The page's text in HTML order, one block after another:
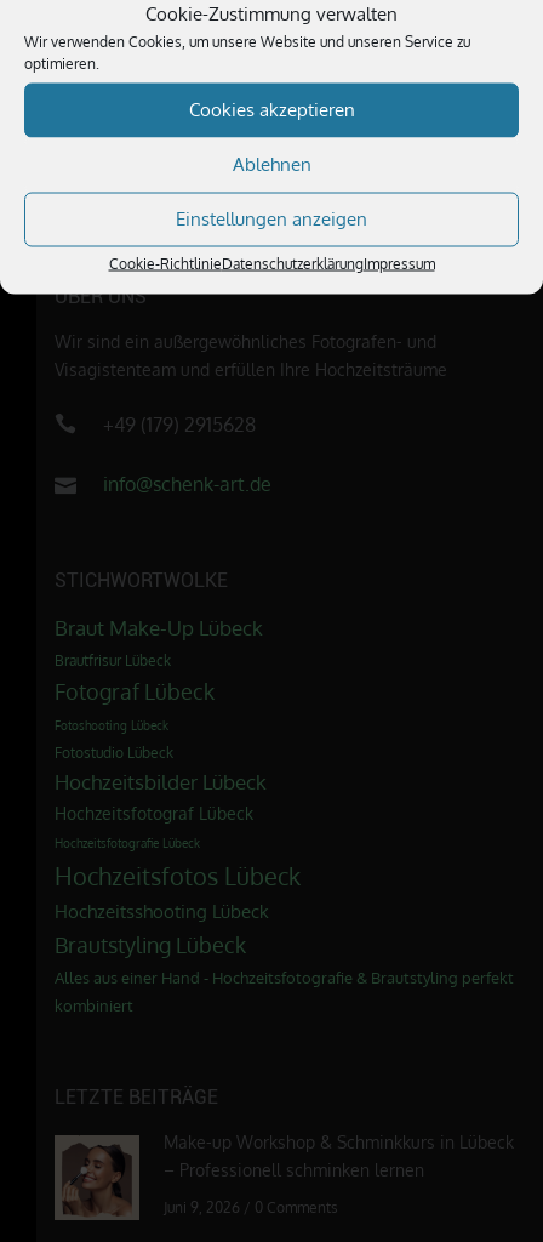
Cookie-Zustimmung verwalten
Wir verwenden Cookies, um unsere Website und unseren Service zu
optimieren.
Cookies akzeptieren
Ablehnen
Einstellungen anzeigen
Cookie-RichtlinieDatenschutzerklärungImpressum
Klicke hier, um Marketing-Cookies zu
akzeptieren und diesen Inhalt zu
ÜBER UNS
Wir sind ein außergewöhnliches Fotografen- und
Visagistenteam und erfüllen Ihre Hochzeitsträume
+49 (179) 2915628
info@schenk-art.de
STICHWORTWOLKE
Braut Make-Up Lübeck
Brautfrisur Lübeck
Fotograf Lübeck
Fotoshooting Lübeck
Fotostudio Lübeck
Hochzeitsbilder Lübeck
Hochzeitsfotograf Lübeck
Hochzeitsfotografie Lübeck
Hochzeitsfotos Lübeck
Hochzeitsshooting Lübeck
Brautstyling Lübeck
Alles aus einer Hand - Hochzeitsfotografie & Brautstyling perfekt
kombiniert
LETZTE BEITRÄGE
Make-up Workshop & Schminkkurs in Lübeck
– Professionell schminken lernen
Juni 9, 2026 / 0 Comments